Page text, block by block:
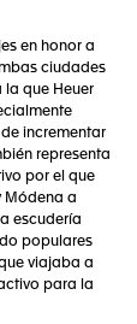
en honor a
ciudades
la que Heuer
incrementar
representa
por el que
Módena a
escudería
populares
viajaba a
para la